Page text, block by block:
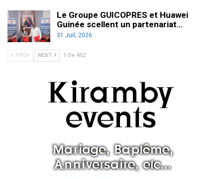
Le Groupe GUICOPRES et Huawei
Guinée scellent un partenariat…
31 Juil, 2026
PREV NEXT 1 De 452